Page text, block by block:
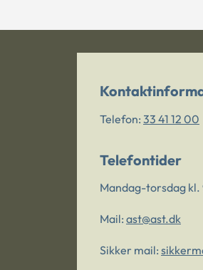
Telefon: 33 41 12 00
Telefontider
Mandag-torsdag kl.
Mail: ast@ast.dk
Sikker mail: